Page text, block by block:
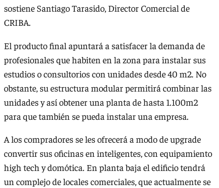
sostiene Santiago Tarasido, Director Comercial de
CRIBA.
El producto final apuntará a satisfacer la demanda de
profesionales que habiten en la zona para instalar sus
estudios o consultorios con unidades desde 40 m2. No
obstante, su estructura modular permitirá combinar las
unidades y así obtener una planta de hasta 1.100m2
para que también se pueda instalar una empresa.
A los compradores se les ofrecerá a modo de upgrade
convertir sus oficinas en inteligentes, con equipamiento
high tech y domótica. En planta baja el edificio tendrá
un complejo de locales comerciales, que actualmente se